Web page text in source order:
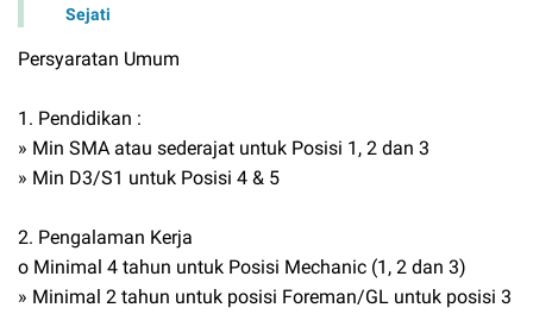
Sejati
Persyaratan Umum
1. Pendidikan :
» Min SMA atau sederajat untuk Posisi 1, 2 dan 3
» Min D3/S1 untuk Posisi 4 & 5
2. Pengalaman Kerja
o Minimal 4 tahun untuk Posisi Mechanic (1, 2 dan 3)
» Minimal 2 tahun untuk posisi Foreman/GL untuk posisi 3